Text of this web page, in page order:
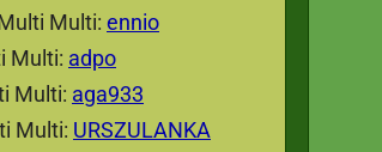
Multi: ennio
Multi: adpo
Multi: aga933
Multi: URSZULANKA